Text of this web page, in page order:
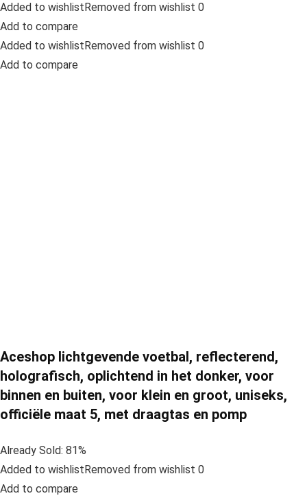
Added to wishlistRemoved from wishlist 0
Add to compare
Added to wishlistRemoved from wishlist 0
Add to compare
Aceshop lichtgevende voetbal, reflecterend,
holografisch, oplichtend in het donker, voor
binnen en buiten, voor klein en groot, uniseks,
officiële maat 5, met draagtas en pomp
Already Sold: 81%
Added to wishlistRemoved from wishlist 0
Add to compare